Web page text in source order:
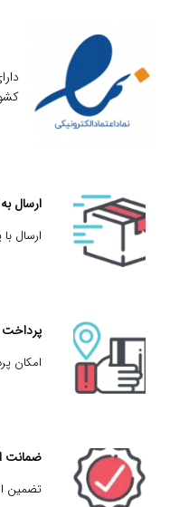
ارسال
ارسال
امکان
ضمانت
تضمین